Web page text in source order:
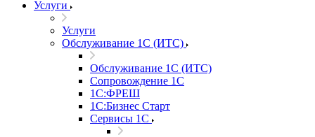
Услуги
Услуги
Обслуживание 1С (ИТС)
Обслуживание 1С (ИТС)
Сопровождение 1С
1С:ФРЕШ
1С:Бизнес Старт
Сервисы 1С